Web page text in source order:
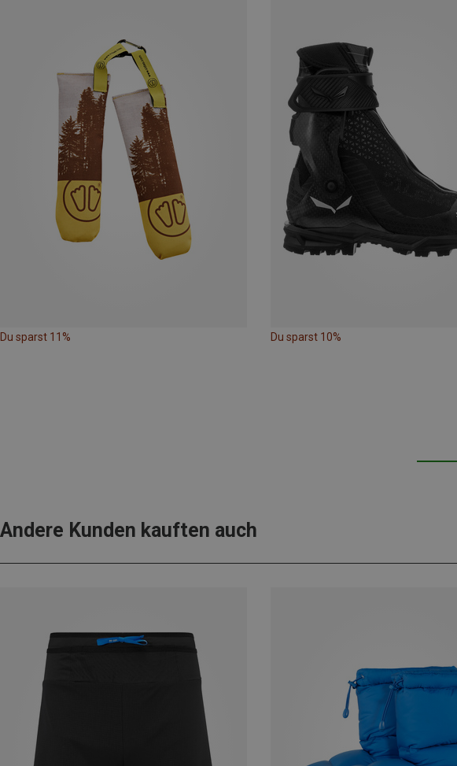
Du sparst 11% Du sparst 10%
Andere Kunden kauften auch